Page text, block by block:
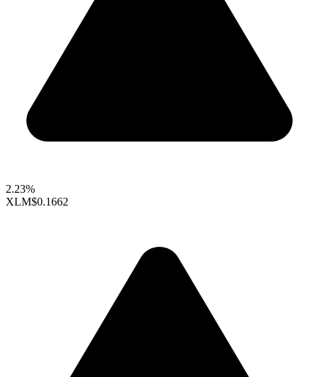
2.23%
XLM$0.1662